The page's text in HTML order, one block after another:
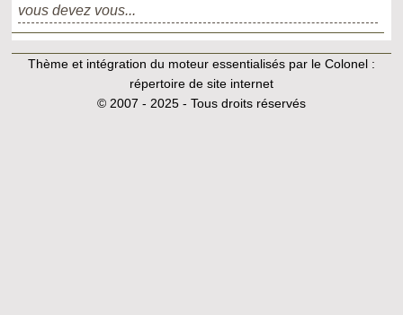
vous devez vous...
Thème et intégration du moteur essentialisés par le Colonel :
répertoire de site internet
© 2007 - 2025 - Tous droits réservés